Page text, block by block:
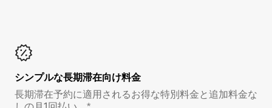
シンプルな長期滞在向け料金
長期滞在予約に適用されるお得な特別料金と追加料金な